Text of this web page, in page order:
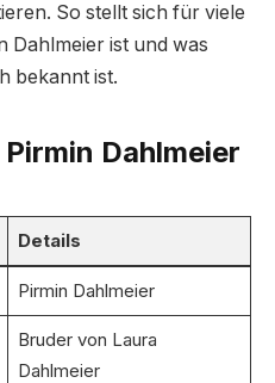
So stellt sich für viele
Dahlmeier ist und was
bekannt ist.
Dahlmeier
Details
Pirmin Dahlmeier
Bruder von Laura
Dahlmeier